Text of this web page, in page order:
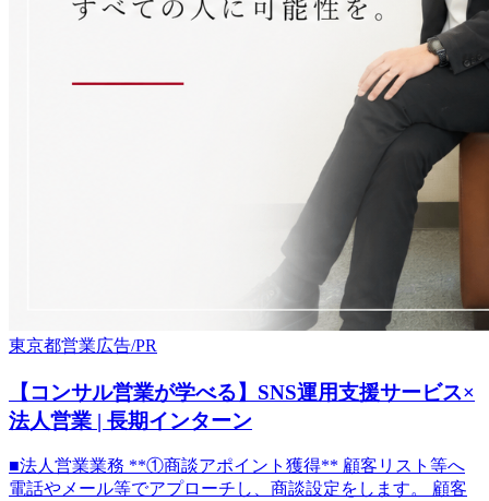
東京都営業広告/PR
【コンサル営業が学べる】SNS運用支援サービス×
法人営業 | 長期インターン
■法人営業業務 **①商談アポイント獲得** 顧客リスト等へ
電話やメール等でアプローチし、商談設定をします。 顧客